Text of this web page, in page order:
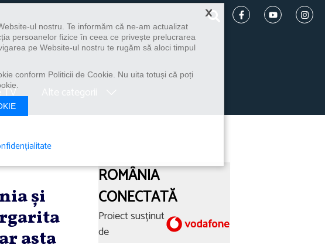
TV
şi
asta
ROMÂNIA
CONECTATĂ
Proiect susținut
de
×
ul nostru. Te informăm că ne-am actualizat
persoanelor fizice în ceea ce privește prelucrarea
pe Website-ul nostru te rugăm să aloci timpul
conform Politicii de Cookie. Nu uita totuși că poți